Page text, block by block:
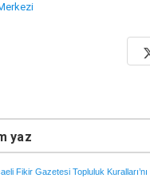
Fikir Gazetesi Topluluk Kuralları’nı